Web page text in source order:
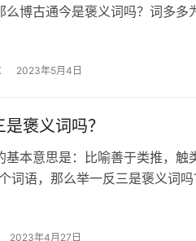
么博古通今是褒义词吗？词多
2023年5月4日
褒义词吗？
基本意思是：比喻善于类推，触
词语，那么举一反三是褒义词
2023年4月27日